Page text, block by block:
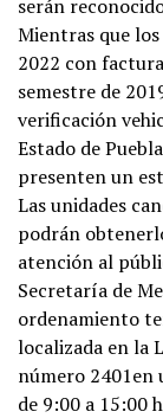
serán
Mientras que
2022 con
semestre de
verificación
Estado de
presenten un
Las unidades
podrán
atención al
Secretaría de
ordenamiento
localizada en la
número 2401en
de 9:00 a 15:00